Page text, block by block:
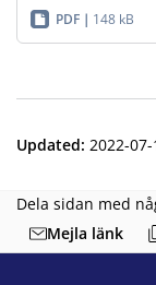
PDF 148 kB
Updated: 2022-
Dela sidan med
Mejla länk